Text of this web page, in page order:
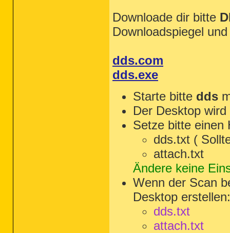
Downloade dir bitte
Downloadspiegel
dds.com
dds.exe
Starte bitte dds
Der Desktop
Setze bitte einen
dds.txt (
attach.txt
Ändere keine
Wenn der Scan
Desktop erstellen:
dds.txt
attach.txt